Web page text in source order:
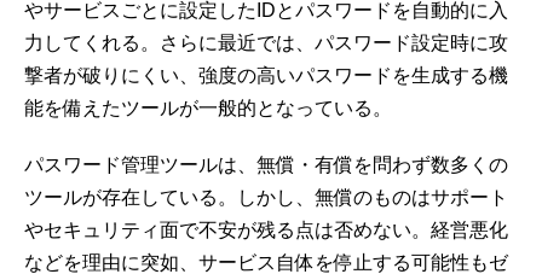
やサービスごとに設定したIDとパスワードを自動的に入
力してくれる。さらに最近では、パスワード設定時に攻
撃者が破りにくい、強度の高いパスワードを生成する機
能を備えたツールが一般的となっている。
パスワード管理ツールは、無償・有償を問わず数多くの
ツールが存在している。しかし、無償のものはサポート
やセキュリティ面で不安が残る点は否めない。経営悪化
などを理由に突如、サービス自体を停止する可能性もゼ